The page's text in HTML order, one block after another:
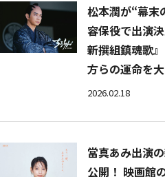
松本潤が“幕末
容保役で出演
新撰組鎮魂歌
方らの運命を
2026.02.18
當真あみ出演
公開！ 映画館